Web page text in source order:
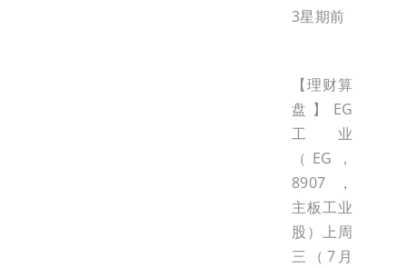
3星期前
【理财算
盘】EG
工业
（EG，
8907，
主板工业
股）上周
三（7月